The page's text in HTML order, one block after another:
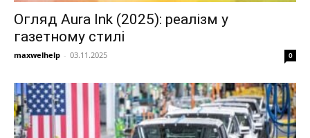
Огляд Aura Ink (2025): реалізм у
газетному стилі
maxwelhelp - 03.11.2025 0